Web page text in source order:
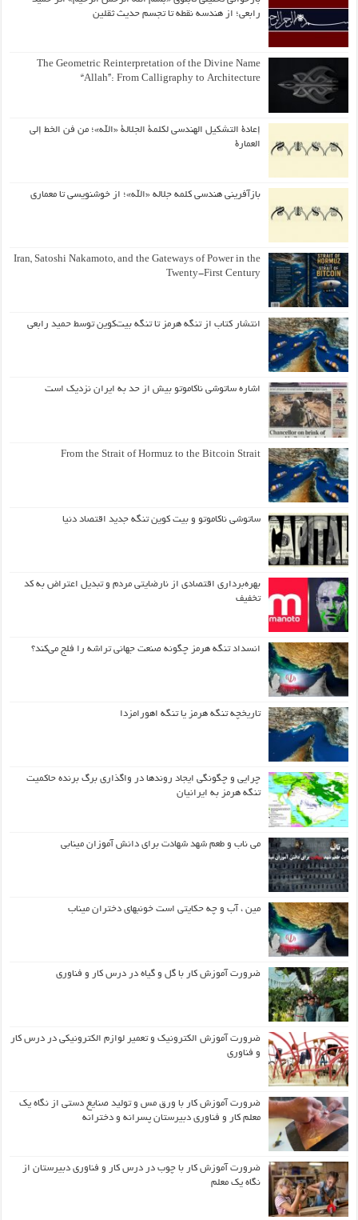
رابعی؛ از هندسه نقطه تا تجسم حدیث ثقلین
The Geometric Reinterpretation of the Divine Name
“Allah”: From Calligraphy to Architecture
إعادة التشكيل الهندسي لكلمة الجلالة «الله»؛ من فن الخط إلى
العمارة
بازآفرینی هندسی کلمه جلاله «الله»؛ از خوشنویسی تا معماری
Iran, Satoshi Nakamoto, and the Gateways of Power in the
Twenty-First Century
انتشار کتاب از تنگه هرمز تا تنگه بیت‌کوین توسط حمید رابعی
اشاره ساتوشی ناکاموتو بیش از حد به ایران نزدیک است
From the Strait of Hormuz to the Bitcoin Strait
ساتوشی ناکاموتو و بیت کوین تنگه جدید اقتصاد دنیا
بهره‌برداری اقتصادی از نارضایتی مردم و تبدیل اعتراض به کد
تخفیف
انسداد تنگه هرمز چگونه صنعت جهانی تراشه را فلج می‌کند؟
تاریخچه تنگه هرمز یا تنگه اهورامزدا
چرایی و چگونگی ایجاد روندها در واگذاری برگ برنده حاکمیت
تنگه هرمز به ایرانیان
می ناب و طعم شهد شهادت برای دانش آموزان مینابی
مین ، آب و چه حکایتی است خونبهای دختران میناب
ضرورت آموزش کار با گل و گیاه در درس کار و فناوری
ضرورت آموزش الکترونیک و تعمیر لوازم الکترونیکی در درس کار
و فناوری
ضرورت آموزش کار با ورق مس و تولید صنایع دستی از نگاه یک
معلم کار و فناوری دبیرستان پسرانه و دخترانه
ضرورت آموزش کار با چوب در درس کار و فناوری دبیرستان از
نگاه یک معلم